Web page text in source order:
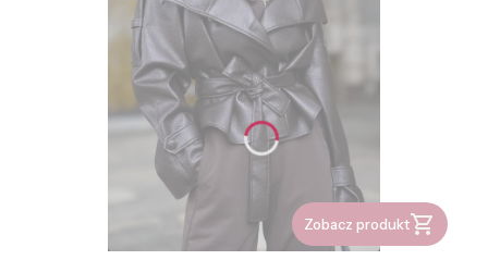
Zobacz produkt